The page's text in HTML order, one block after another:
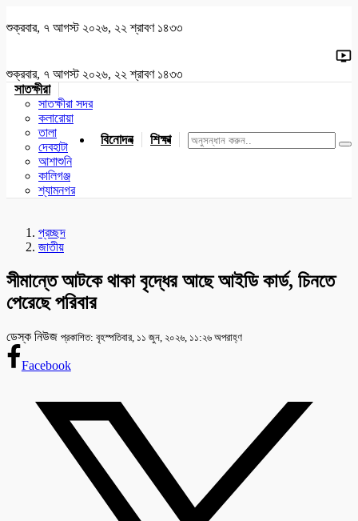
শুক্রবার, ৭ আগস্ট ২০২৬, ২২ শ্রাবণ ১৪৩৩
শুক্রবার, ৭ আগস্ট ২০২৬, ২২ শ্রাবণ ১৪৩৩
সাতক্ষীরা
সাতক্ষীরা সদর
কলারোয়া
তালা
দেবহাটা
আশাশুনি
কালিগঞ্জ
শ্যামনগর
বিনোদন শিক্ষা খেলাধুলা জাতীয় যশোর
প্রচ্ছদ
জাতীয়
সীমান্তে আটকে থাকা বৃদ্ধের আছে আইডি কার্ড, চিনতে
পেরেছে পরিবার
ডেস্ক নিউজ প্রকাশিত: বৃহস্পতিবার, ১১ জুন, ২০২৬, ১১:২৬ অপরাহ্ণ
Facebook